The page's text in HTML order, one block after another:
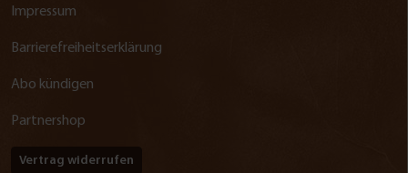
Impressum
Barrierefreiheitserklärung
Abo kündigen
Partnershop
Vertrag widerrufen